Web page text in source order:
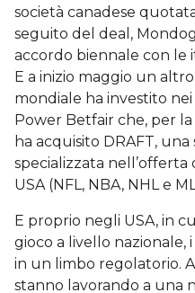
società canadese
seguito del deal,
accordo biennale con le
E a inizio maggio un
mondiale ha investito
Power Betfair che, per
ha acquisito DRAFT,
specializzata nell’offerta
USA (NFL, NBA, NHL e
E proprio negli USA, in
gioco a livello nazionale,
in un limbo regolatorio.
stanno lavorando a una